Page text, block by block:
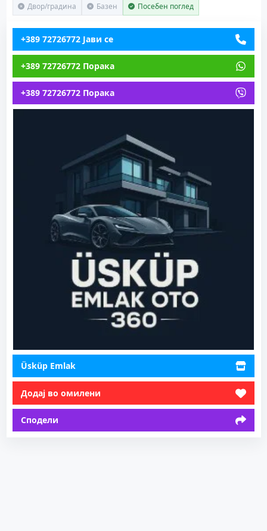
Двор/градина
Базен Посебен поглед
+389 72726772 Јави се
+389 72726772 Порака
+389 72726772 Порака
Üsküp Emlak
Додај во омилени
Сподели